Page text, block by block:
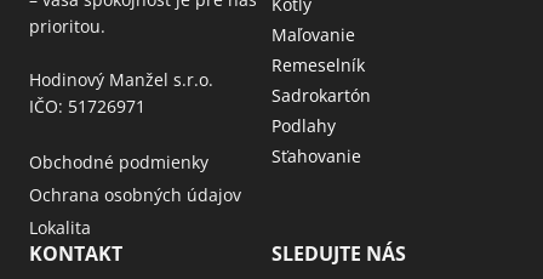
prioritou.
Hodinový Manžel s.r.o.
IČO: 51726971
Obchodné podmienky
Ochrana osobných údajov
Lokalita
Maľovanie
Remeselník
Sadrokartón
Podlahy
Sťahovanie
KONTAKT SLEDUJTE NÁS